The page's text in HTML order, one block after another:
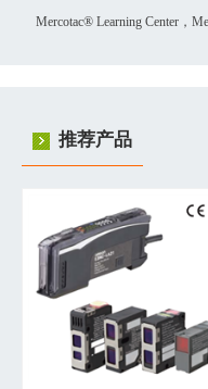
Mercotac® Learning Center，
推荐产品